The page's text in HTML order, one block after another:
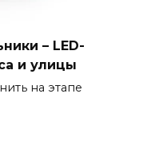
– LED-
и улицы
на этапе